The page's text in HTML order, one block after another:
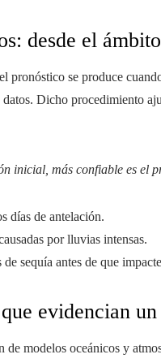
desde el
pronóstico se produce
Dicho procedimiento
inicial, más confiable es el
días de antelación.
por lluvias intensas.
sequía antes de que
evidencian
de modelos oceánicos y